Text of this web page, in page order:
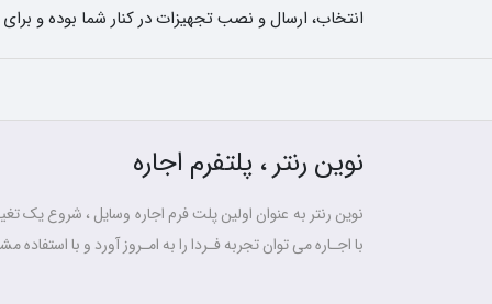
انتخاب، ارسال و نصب تجهیزات در کنار شما بوده و
نوین رنتر ، پلتفرم اجاره
نوین رنتر به عنوان اولین پلت فرم اجاره وسایل ، شروع یک
با اجـاره می توان تجربه فـردا را به امـروز آورد و با استفاده